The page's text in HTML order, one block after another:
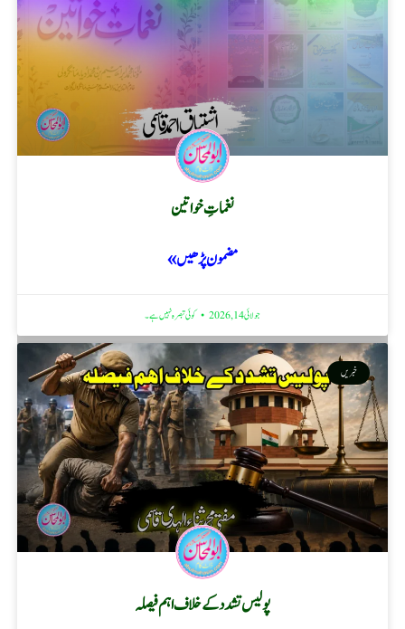
نغماتِ خواتین
مضمون پڑھیں »
جولائی 14, 2026 کوئی تبصرہ نہیں ہے۔
خبریں
پولیس تشدد کے خلاف اہم فیصلہ